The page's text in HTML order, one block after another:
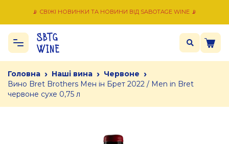
📡 СВІЖІ НОВИНКИ ТА НОВИНИ ВІД SABOTAGE WINE 📡
Головна › Наші вина › Червоне ›
Вино Bret Brothers Мен ін Брет 2022 / Men in Bret
червоне сухе 0,75 л